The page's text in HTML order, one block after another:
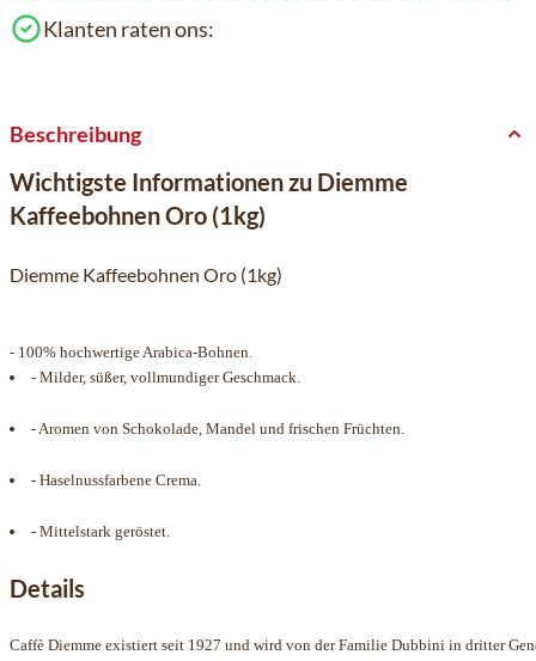
Klanten raten ons:
Beschreibung
Wichtigste Informationen zu Diemme
Kaffeebohnen Oro (1kg)
Diemme Kaffeebohnen Oro (1kg)
- 100% hochwertige Arabica-Bohnen.
- Milder, süßer, vollmundiger Geschmack.
- Aromen von Schokolade, Mandel und frischen Früchten.
- Haselnussfarbene Crema.
- Mittelstark geröstet.
Details
Caffè Diemme existiert seit 1927 und wird von der Familie Dubbini in dritter